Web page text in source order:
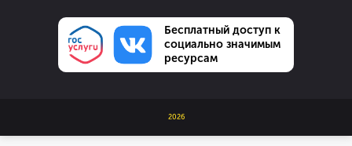
Бесплатный доступ к
социально значимым
ресурсам
2026